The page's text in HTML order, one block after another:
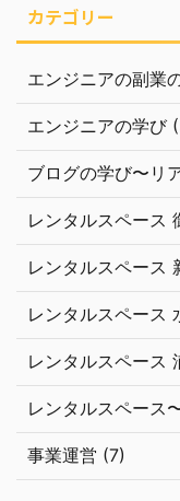
カテゴリー
エンジニアの副業
エンジニアの学び
ブログの学び〜リ
レンタルスペース
レンタルスペース
レンタルスペース
レンタルスペース
レンタルスペース
事業運営 (7)